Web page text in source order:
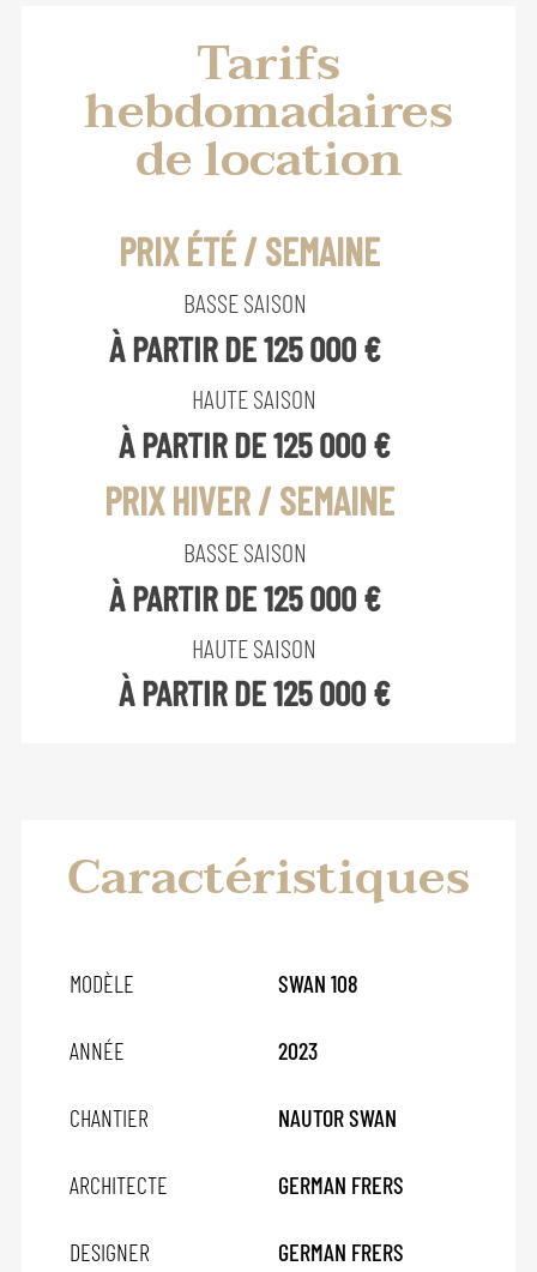
Tarifs
hebdomadaires
de location
PRIX ÉTÉ / SEMAINE
BASSE SAISON
À PARTIR DE 125 000 €
HAUTE SAISON
À PARTIR DE 125 000 €
PRIX HIVER / SEMAINE
BASSE SAISON
À PARTIR DE 125 000 €
HAUTE SAISON
À PARTIR DE 125 000 €
Caractéristiques
MODÈLE SWAN 108
ANNÉE 2023
CHANTIER NAUTOR SWAN
ARCHITECTE GERMAN FRERS
DESIGNER GERMAN FRERS